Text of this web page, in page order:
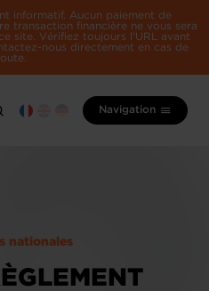
informatif. Aucun paiement de
transaction financière ne vous sera
site. Vérifiez toujours l'URL avant
nous directement en cas de
Navigation
nationales